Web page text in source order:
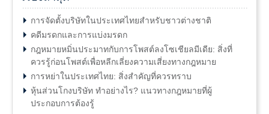
การจัดตั้งบริษัทในประเทศไทยสำหรับชาวต่างชาติ
คดีมรดกและการแบ่งมรดก
กฎหมายหมิ่นประมาทกับการโพสต์ลงโซเชียลมีเดีย: สิ่งที่
ควรรู้ก่อนโพสต์เพื่อหลีกเลี่ยงความเสี่ยงทางกฎหมาย
การหย่าในประเทศไทย: สิ่งสำคัญที่ควรทราบ
หุ้นส่วนโกงบริษัท ทำอย่างไร? แนวทางกฎหมายที่ผู้
ประกอบการต้องรู้